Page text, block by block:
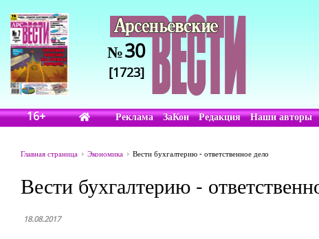
№30
[1723]
16+ Реклама ЗаКон Редакция Наши авторы
Главная страница Экономика Вести бухгалтерию - ответственное дело
Вести бухгалтерию -
18.08.2017